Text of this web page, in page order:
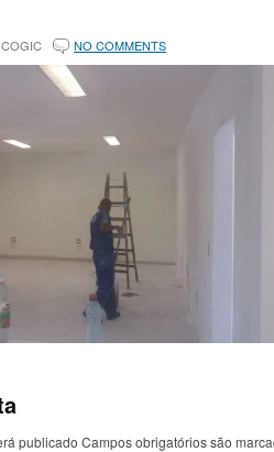
COGIC NO COMMENTS
publicado Campos obrigatórios são